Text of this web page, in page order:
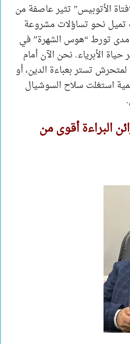
الأتوبيس” تثير عاصفة من
تميل نحو تساؤلات مشروعة
تورط “هوس الشهرة” في
الأبرياء. نحن الآن أمام
تستر بعباءة الدين، أو
استغلت سلاح السوشيال
البراءة أقوى من